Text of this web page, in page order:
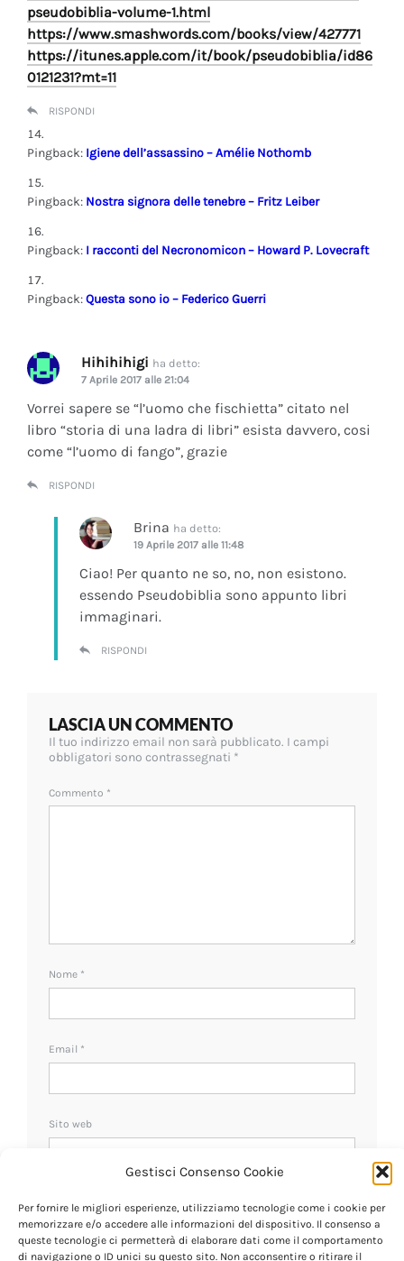
Gestisci Consenso Cookie
Per fornire le migliori esperienze, utilizziamo tecnologie come i cookie per
memorizzare e/o accedere alle informazioni del dispositivo. Il consenso a
queste tecnologie ci permetterà di elaborare dati come il comportamento
di navigazione o ID unici su questo sito. Non acconsentire o ritirare il
pseudobiblia-volume-1.html
https://www.smashwords.com/books/view/427771
https://itunes.apple.com/it/book/pseudobiblia/id86
0121231?mt=11
RISPONDI
Pingback: Igiene dell’assassino – Amélie Nothomb
Pingback: Nostra signora delle tenebre – Fritz Leiber
Pingback: I racconti del Necronomicon – Howard P. Lovecraft
Pingback:Questa sono io – Federico Guerri
Hihihihigi ha detto:
7 Aprile 2017 alle 21:04
Vorrei sapere se “l’uomo che fischietta” citato nel
libro “storia di una ladra di libri” esista davvero, cosi
come “l’uomo di fango”, grazie
RISPONDI
Brina ha detto:
19 Aprile 2017 alle 11:48
Ciao! Per quanto ne so, no, non esistono.
essendo Pseudobiblia sono appunto libri
immaginari.
RISPONDI
LASCIA UN COMMENTO
Il tuo indirizzo email non sarà pubblicato. I campi
obbligatori sono contrassegnati *
Commento *
Nome *
Email *
Sito web